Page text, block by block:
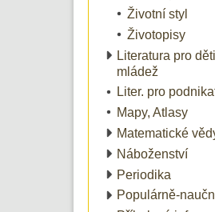
Životní styl
Životopisy
Literatura pro
mládež
Liter. pro
Mapy, Atlasy
Matematické
Náboženství
Periodika
Populárně-